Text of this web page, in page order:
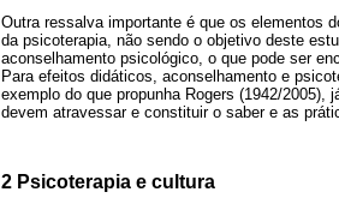
Outra ressalva importante é que os elementos
da psicoterapia, não sendo o objetivo deste
aconselhamento psicológico, o que pode ser
Para efeitos didáticos, aconselhamento e
exemplo do que propunha Rogers (1942/
devem atravessar e constituir o saber e as
2 Psicoterapia e cultura